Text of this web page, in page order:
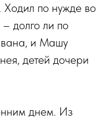
Ходил по нужде во
долго ли по
и Машу
детей дочери
днем. Из